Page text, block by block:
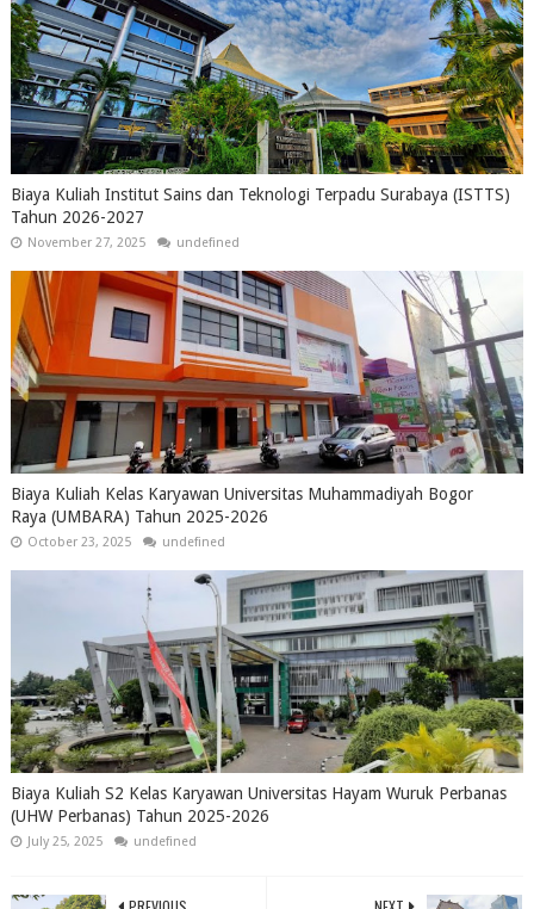
Biaya Kuliah Institut Sains dan Teknologi Terpadu Surabaya (ISTTS)
Tahun 2026-2027
November 27, 2025 undefined
Biaya Kuliah Kelas Karyawan Universitas Muhammadiyah Bogor
Raya (UMBARA) Tahun 2025-2026
October 23, 2025 undefined
Biaya Kuliah S2 Kelas Karyawan Universitas Hayam Wuruk Perbanas
(UHW Perbanas) Tahun 2025-2026
July 25, 2025 undefined